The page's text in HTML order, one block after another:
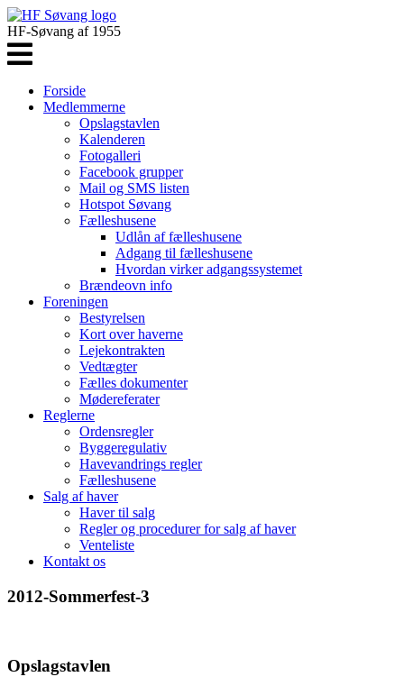
HF-Søvang af 1955
Forside
Medlemmerne
Opslagstavlen
Kalenderen
Fotogalleri
Facebook grupper
Mail og SMS listen
Hotspot Søvang
Fælleshusene
Udlån af fælleshusene
Adgang til fælleshusene
Hvordan virker adgangssystemet
Brændeovn info
Foreningen
Bestyrelsen
Kort over haverne
Lejekontrakten
Vedtægter
Fælles dokumenter
Mødereferater
Reglerne
Ordensregler
Byggeregulativ
Havevandrings regler
Fælleshusene
Salg af haver
Haver til salg
Regler og procedurer for salg af haver
Venteliste
Kontakt os
2012-Sommerfest-3
Opslagstavlen